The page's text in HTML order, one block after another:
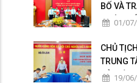
BỐ VÀ
CHỨC,
01/
CHỦ
TRUNG
KỶ NIỆM
19/